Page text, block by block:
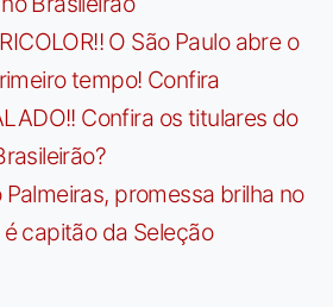
O São Paulo abre o
tempo! Confira
Confira os titulares do
promessa brilha no
capitão da Seleção